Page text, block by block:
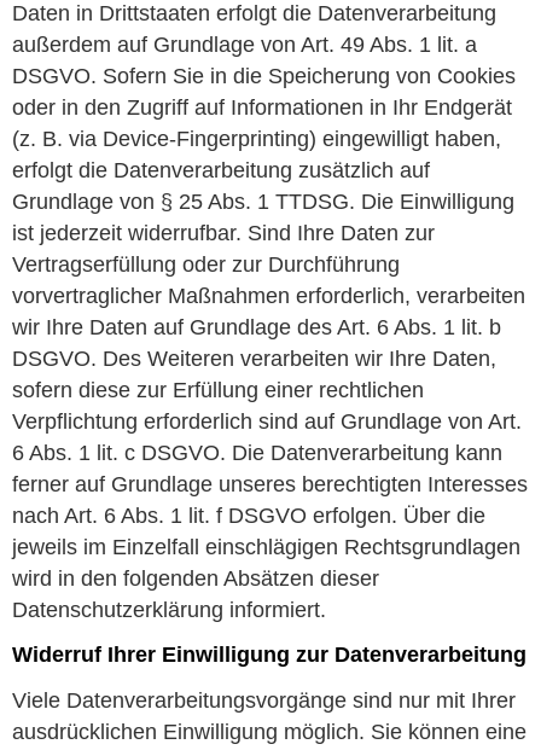
Daten in Drittstaaten erfolgt die Datenverarbeitung
außerdem auf Grundlage von Art. 49 Abs. 1 lit. a
DSGVO. Sofern Sie in die Speicherung von Cookies
oder in den Zugriff auf Informationen in Ihr Endgerät
(z. B. via Device-Fingerprinting) eingewilligt haben,
erfolgt die Datenverarbeitung zusätzlich auf
Grundlage von § 25 Abs. 1 TTDSG. Die Einwilligung
ist jederzeit widerrufbar. Sind Ihre Daten zur
Vertragserfüllung oder zur Durchführung
vorvertraglicher Maßnahmen erforderlich, verarbeiten
wir Ihre Daten auf Grundlage des Art. 6 Abs. 1 lit. b
DSGVO. Des Weiteren verarbeiten wir Ihre Daten,
sofern diese zur Erfüllung einer rechtlichen
Verpflichtung erforderlich sind auf Grundlage von Art.
6 Abs. 1 lit. c DSGVO. Die Datenverarbeitung kann
ferner auf Grundlage unseres berechtigten Interesses
nach Art. 6 Abs. 1 lit. f DSGVO erfolgen. Über die
jeweils im Einzelfall einschlägigen Rechtsgrundlagen
wird in den folgenden Absätzen dieser
Datenschutzerklärung informiert.
Widerruf Ihrer Einwilligung zur Datenverarbeitung
Viele Datenverarbeitungsvorgänge sind nur mit Ihrer
ausdrücklichen Einwilligung möglich. Sie können eine